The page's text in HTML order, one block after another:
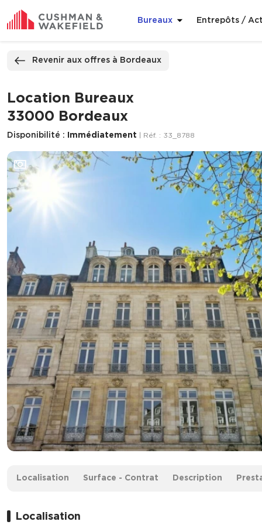
Bureaux Entrepôts /
Revenir aux offres à Bordeaux
Location Bureaux
33000 Bordeaux
Disponibilité : Immédiatement | Réf. : 33_8788
Localisation Surface - Contrat Description
Localisation